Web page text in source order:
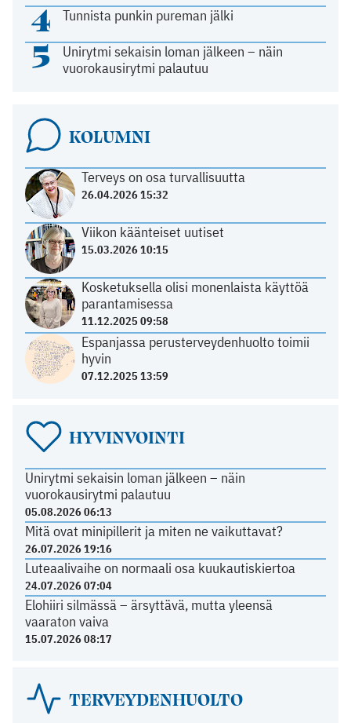
4 Tunnista punkin pureman jälki
5
Unirytmi sekaisin loman jälkeen – näin
vuorokausirytmi palautuu
KOLUMNI
Terveys on osa turvallisuutta
26.04.2026 15:32
Viikon käänteiset uutiset
15.03.2026 10:15
Kosketuksella olisi monenlaista käyttöä
parantamisessa
11.12.2025 09:58
Espanjassa perusterveydenhuolto toimii
hyvin
07.12.2025 13:59
HYVINVOINTI
Unirytmi sekaisin loman jälkeen – näin
vuorokausirytmi palautuu
05.08.2026 06:13
Mitä ovat minipillerit ja miten ne vaikuttavat?
26.07.2026 19:16
Luteaalivaihe on normaali osa kuukautiskiertoa
24.07.2026 07:04
Elohiiri silmässä – ärsyttävä, mutta yleensä
vaaraton vaiva
15.07.2026 08:17
TERVEYDENHUOLTO